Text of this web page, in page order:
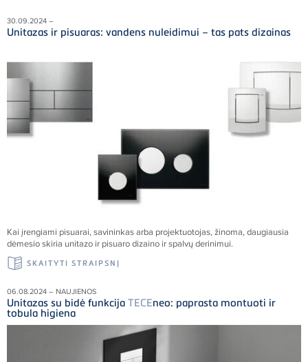
30.09.2024 –
Unitazas ir pisuaras: vandens nuleidimui – tas pats dizainas
Kai įrengiami pisuarai, savininkas arba projektuotojas, žinoma, daugiausia
dėmesio skiria unitazo ir pisuaro dizaino ir spalvų derinimui.
SKAITYTI STRAIPSNĮ
06.08.2024 – NAUJIENOS
Unitazas su bidė funkcija TECEneo: paprasta montuoti ir
tobula higiena